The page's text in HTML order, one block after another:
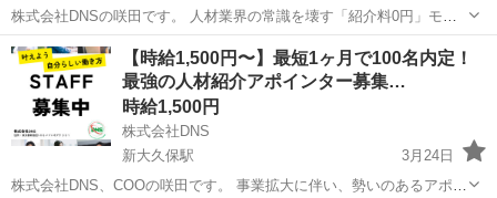
株式会社DNSの咲田です。 人材業界の常識を壊す「紹介料0円」モデ
ルの拡大につき、全国からフルコミッションのアポインターを募集し
ます！ 【ここが凄い！】 最強の武器： 「紹介料0円で採用しません
か？」という提案...
東京 新宿区 新大久保駅 その他 アポ
【時給1,500円〜】最短1ヶ月で100名内定！
最強の人材紹介アポインター募集…
時給1,500円
株式会社DNS
新大久保駅
3月24日
株式会社DNS、COOの咲田です。 事業拡大に伴い、勢いのあるアポイ